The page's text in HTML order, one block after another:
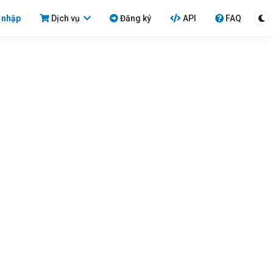
Dịch vụ Đăng ký API FAQ